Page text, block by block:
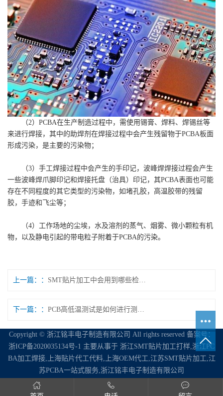
（2）PCBA在生产制造过程中，需使用锡膏、焊料、焊锡丝等
来进行焊接，其中的助焊剂在焊接过程中会产生残留物于PCBA板面
形成污染，是主要的污染物；
（3）手工焊接过程中会产生的手印记，波峰焊焊接过程会产生
一些波峰焊爪脚印记和焊接托盘（治具）印记，其PCBA表面也可能
存在不同程度的其它类型的污染物，如堵孔胶，高温胶带的残留
胶，手迹和飞尘等；
（4）工作场地的尘埃，水及溶剂的蒸气、烟雾、微小颗粒有机
物，以及静电引起的带电粒子附着于PCBA的污染。
上一篇： SMT贴片加工中会用到哪些检测工具
下一篇： PCB高低温测试是如何进行测试的
Copyright © 浙江铭丰电子制造有限公司 All rights reserved 备案号：
浙ICP备2020035134号-1 主要从事于 浙江SMT贴片加工打样,浙江PC
BA加工焊接,上海贴片代工代料,上海OEM代工,江苏SMT贴片加工,江
苏PCBA一站式服务,浙江铭丰电子制造有限公司